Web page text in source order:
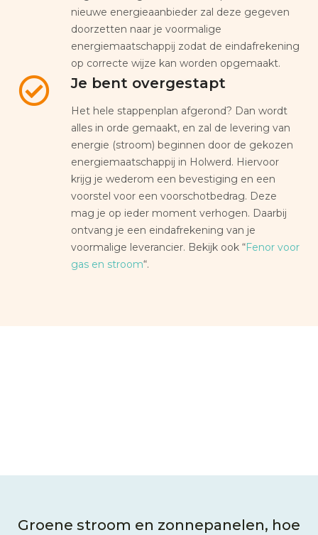
nieuwe energieaanbieder zal deze gegeven
doorzetten naar je voormalige
energiemaatschappij zodat de eindafrekening
op correcte wijze kan worden opgemaakt.
Je bent overgestapt
Het hele stappenplan afgerond? Dan wordt
alles in orde gemaakt, en zal de levering van
energie (stroom) beginnen door de gekozen
energiemaatschappij in Holwerd. Hiervoor
krijg je wederom een bevestiging en een
voorstel voor een voorschotbedrag. Deze
mag je op ieder moment verhogen. Daarbij
ontvang je een eindafrekening van je
voormalige leverancier. Bekijk ook “Fenor voor
gas en stroom“.
Groene stroom en zonnepanelen, hoe